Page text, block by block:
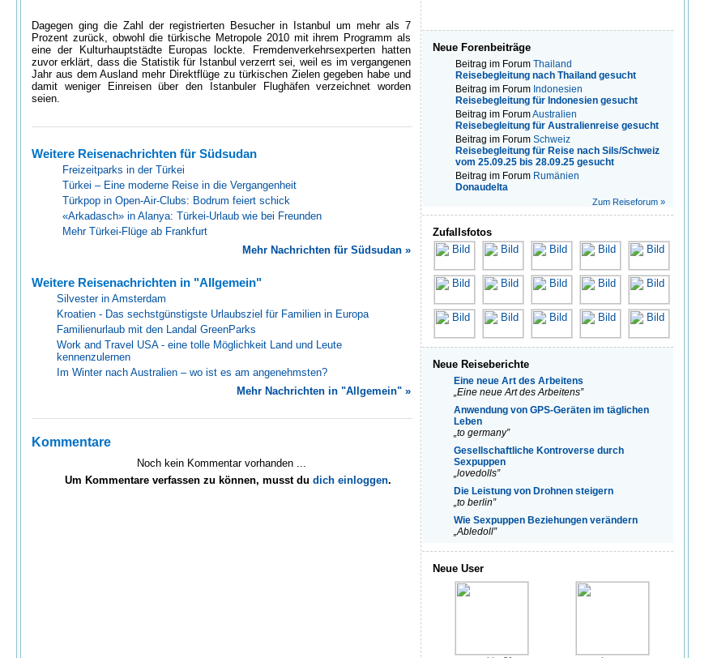
Dagegen ging die Zahl der registrierten Besucher in Istanbul um mehr als 7
Prozent zurück, obwohl die türkische Metropole 2010 mit ihrem Programm als
eine der Kulturhauptstädte Europas lockte. Fremdenverkehrsexperten hatten
zuvor erklärt, dass die Statistik für Istanbul verzerrt sei, weil es im vergangenen
Jahr aus dem Ausland mehr Direktflüge zu türkischen Zielen gegeben habe und
damit weniger Einreisen über den Istanbuler Flughäfen verzeichnet worden
seien.
Weitere Reisenachrichten für Südsudan
Freizeitparks in der Türkei
Türkei – Eine moderne Reise in die Vergangenheit
Türkpop in Open-Air-Clubs: Bodrum feiert schick
«Arkadasch» in Alanya: Türkei-Urlaub wie bei Freunden
Mehr Türkei-Flüge ab Frankfurt
Mehr Nachrichten für Südsudan »
Weitere Reisenachrichten in "Allgemein"
Silvester in Amsterdam
Kroatien - Das sechstgünstigste Urlaubsziel für Familien in Europa
Familienurlaub mit den Landal GreenParks
Work and Travel USA - eine tolle Möglichkeit Land und Leute
kennenzulernen
Im Winter nach Australien – wo ist es am angenehmsten?
Mehr Nachrichten in "Allgemein" »
Kommentare
Noch kein Kommentar vorhanden ...
Um Kommentare verfassen zu können, musst du dich einloggen.
Neue Forenbeiträge
Beitrag im Forum Thailand
Reisebegleitung nach Thailand gesucht
Beitrag im Forum Indonesien
Reisebegleitung für Indonesien gesucht
Beitrag im ForumAustralien
Reisebegleitung für Australienreise gesucht
Beitrag im Forum Schweiz
Reisebegleitung für Reise nach Sils/Schweiz
vom 25.09.25 bis 28.09.25 gesucht
Beitrag im Forum Rumänien
Donaudelta
Zum Reiseforum »
Zufallsfotos
Neue Reiseberichte
Eine neue Art des Arbeitens
„Eine neue Art des Arbeitens”
Anwendung von GPS-Geräten im täglichen
Leben
„to germany”
Gesellschaftliche Kontroverse durch
Sexpuppen
„lovedolls”
Die Leistung von Drohnen steigern
„to berlin”
Wie Sexpuppen Beziehungen verändern
„Abledoll”
Neue User